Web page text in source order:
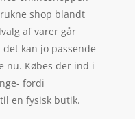
shop blandt
af varer går
kan jo passende
nu. Købes der ind i
fordi
en fysisk butik.